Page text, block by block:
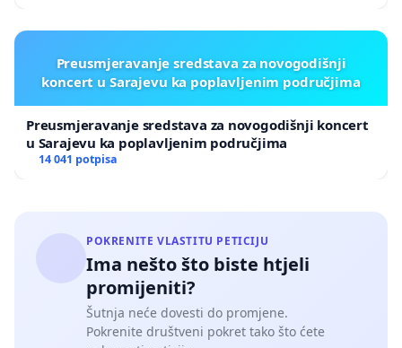
Preusmjeravanje sredstava za novogodišnji
koncert u Sarajevu ka poplavljenim područjima
Preusmjeravanje sredstava za novogodišnji koncert
u Sarajevu ka poplavljenim područjima
14 041 potpisa
POKRENITE VLASTITU PETICIJU
Ima nešto što biste htjeli
promijeniti?
Šutnja neće dovesti do promjene.
Pokrenite društveni pokret tako što ćete